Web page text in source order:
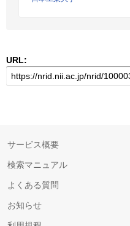
URL:
サービス概要
検索マニュアル
よくある質問
お知らせ